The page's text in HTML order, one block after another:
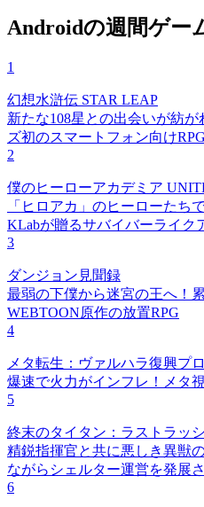
Androidの週間ゲー
1
幻想水滸伝 STAR LEAP
新たな108星との出会いが紡
ズ初のスマートフォン向けRPG
2
僕のヒーローアカデミア
「ヒロアカ」のヒーローたち
KLabが贈るサバイバーライク
3
ダンジョン見聞録
最弱の下僕から迷宮の王へ！
WEBTOON原作の放置RPG
4
メタ転生：ヴァルハラ復興プ
爆速で火力がインフレ！メタ
5
終末のタイタン：ラストラッ
精鋭指揮官と共に悪しき異獣
ながらシェルター運営を発展
6